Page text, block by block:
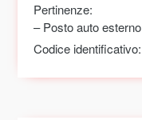
Pertinenze:
– Posto auto esterno
Codice identificativo: